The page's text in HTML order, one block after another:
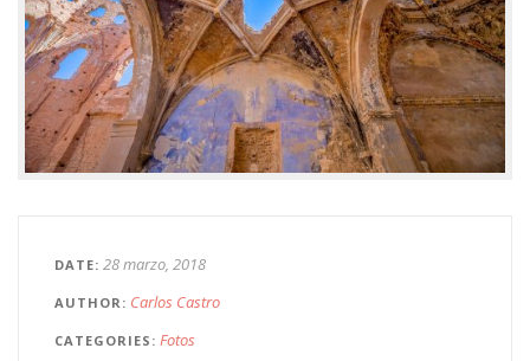
DATE 28 marzo, 2018
AUTHOR Carlos Castro
CATEGORIES Fotos